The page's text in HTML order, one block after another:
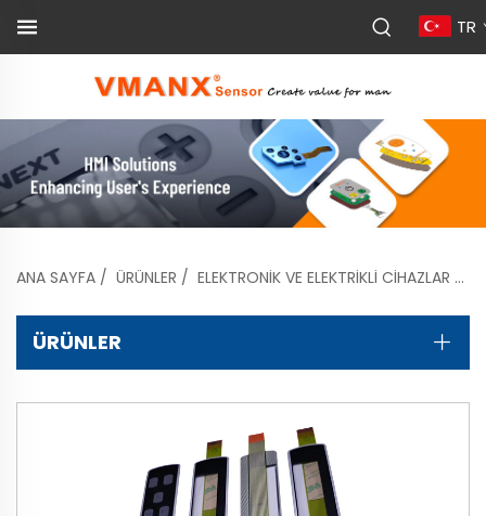
TR
ANA SAYFA / ÜRÜNLER / ELEKTRONIK VE ELEKTRIKLI CIHAZLAR
ÜRÜNLER